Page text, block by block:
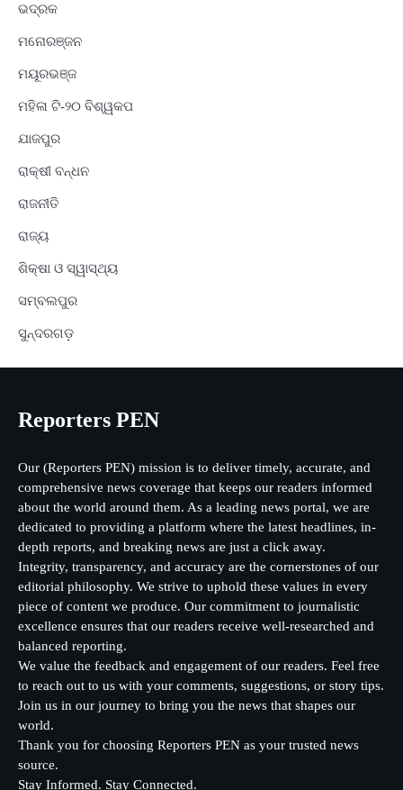
ଭଦ୍ରକ
ମନୋରଞ୍ଜନ
ମୟୂରଭଞ୍ଜ
ମହିଳା ଟି-୨୦ ବିଶ୍ୱକପ
ଯାଜପୁର
ରାକ୍ଷୀ ବନ୍ଧନ
ରାଜନୀତି
ରାଜ୍ୟ
ଶିକ୍ଷା ଓ ସ୍ୱାସ୍ଥ୍ୟ
ସମ୍ବଲପୁର
ସୁନ୍ଦରଗଡ଼
Reporters PEN
Our (Reporters PEN) mission is to deliver timely, accurate, and
comprehensive news coverage that keeps our readers informed
about the world around them. As a leading news portal, we are
dedicated to providing a platform where the latest headlines, in-
depth reports, and breaking news are just a click away.
Integrity, transparency, and accuracy are the cornerstones of our
editorial philosophy. We strive to uphold these values in every
piece of content we produce. Our commitment to journalistic
excellence ensures that our readers receive well-researched and
balanced reporting.
We value the feedback and engagement of our readers. Feel free
to reach out to us with your comments, suggestions, or story tips.
Join us in our journey to bring you the news that shapes our
world.
Thank you for choosing Reporters PEN as your trusted news
source.
Stay Informed. Stay Connected.